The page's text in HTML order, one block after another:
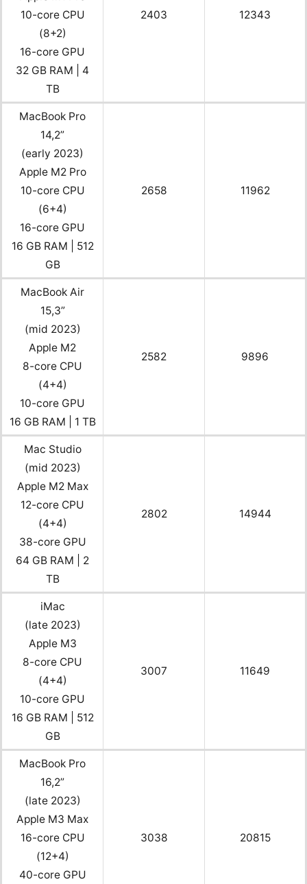
10-core CPU
(8+2)
16-core GPU
32 GB RAM | 4
TB
2403 12343
MacBook Pro
14,2”
(early 2023)
Apple M2 Pro
10-core CPU
(6+4)
16-core GPU
16 GB RAM | 512
GB
2658 11962
MacBook Air
15,3”
(mid 2023)
Apple M2
8-core CPU
(4+4)
10-core GPU
16 GB RAM | 1 TB
2582 9896
Mac Studio
(mid 2023)
Apple M2 Max
12-core CPU
(4+4)
38-core GPU
64 GB RAM | 2
TB
2802 14944
iMac
(late 2023)
Apple M3
8-core CPU
(4+4)
10-core GPU
16 GB RAM | 512
GB
3007 11649
MacBook Pro
16,2”
(late 2023)
Apple M3 Max
16-core CPU
(12+4)
40-core GPU
3038 20815